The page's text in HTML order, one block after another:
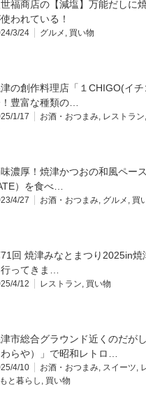
福商店の【減塩】万能だしに
われている！
3/24 グルメ , 買い物
の創作料理店「１CHIGO(イ
豊富な種類の…
1/17 お酒・おつまみ, レストラン,
味濃厚！焼津かつおの和風ペー
）を食べ…
4/27 お酒・おつまみ, グルメ , 買
回 焼津みなとまつり2025in焼
ってきま…
4/12 レストラン, 買い物
市総合グラウンド近くのだが
わらや）」で昭和レトロ…
4/10 お酒・おつまみ, スイーツ,
と暮らし , 買い物